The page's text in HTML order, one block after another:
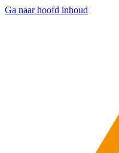
Ga naar hoofd inhoud